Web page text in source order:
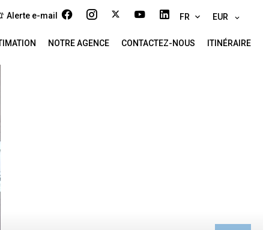
Alerte e-mail FR EUR
NOTRE AGENCE CONTACTEZ-NOUS ITINÉRAIRE